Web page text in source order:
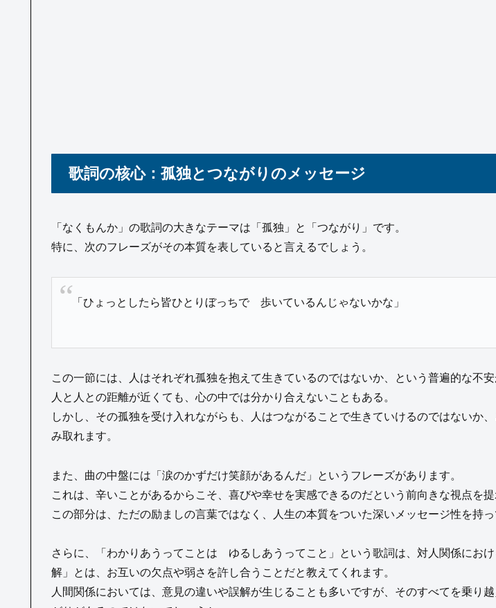
歌詞の核心：孤独とつながりのメッセージ
「なくもんか」の歌詞の大きなテーマは「孤独」と「つながり」です。
特に、次のフレーズがその本質を表していると言えるでしょう。
「ひょっとしたら皆ひとりぼっちで 歩いているんじゃないかな」
この一節には、人はそれぞれ孤独を抱えて生きているのではないか、という普遍的な不安
人と人との距離が近くても、心の中では分かり合えないこともある。
しかし、その孤独を受け入れながらも、人はつながることで生きていけるのではないか
み取れます。
また、曲の中盤には「涙のかずだけ笑顔があるんだ」というフレーズがあります。
これは、辛いことがあるからこそ、喜びや幸せを実感できるのだという前向きな視点を提
この部分は、ただの励ましの言葉ではなく、人生の本質をついた深いメッセージ性を持っ
さらに、「わかりあうってことは ゆるしあうってこと」という歌詞は、対人関係にお
解」とは、お互いの欠点や弱さを許し合うことだと教えてくれます。
人間関係においては、意見の違いや誤解が生じることも多いですが、そのすべてを乗り